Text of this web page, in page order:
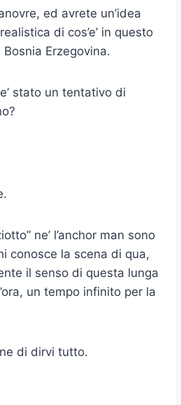
ed avrete un’idea
di cos’e’ in questo
Erzegovina.
stato un tentativo di
ne’ l’anchor man sono
conosce la scena di qua,
il senso di questa lunga
un tempo infinito per la
di dirvi tutto.